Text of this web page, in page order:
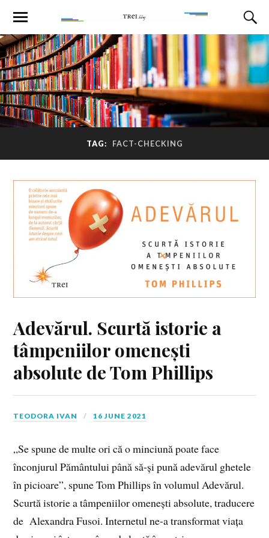
TAG: FACT-CHECKING
Adevărul. Scurtă istorie a
tâmpeniilor omenești
absolute de Tom Phillips
TEODORA IVAN 16 JUNE 2021
„Se spune de multe ori că o minciună poate face
înconjurul Pământului până să-și pună adevărul ghetele
în picioare”, spune Tom Phillips în volumul Adevărul.
Scurtă istorie a tâmpeniilor omenești absolute, traducere
de Alexandra Fusoi. Internetul ne-a transformat viața